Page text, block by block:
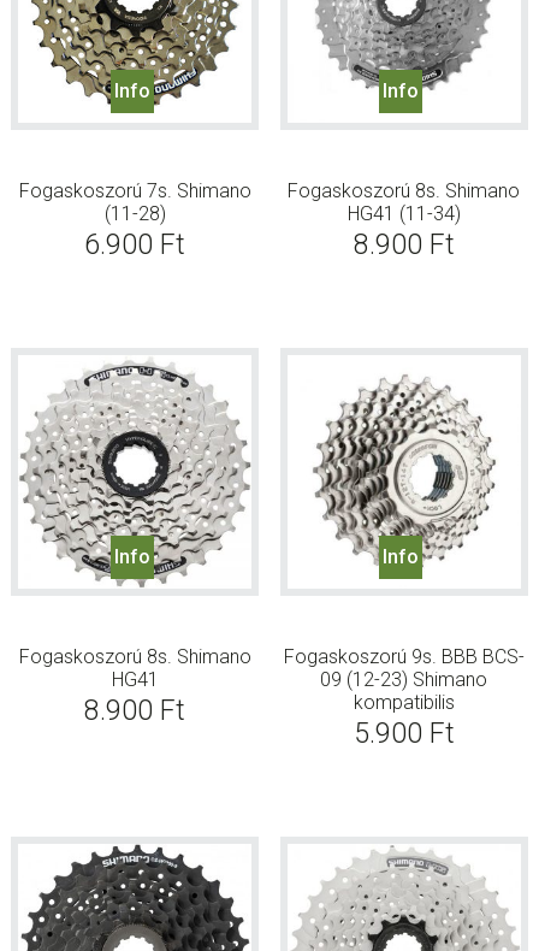
Info
Fogaskoszorú 7s. Shimano
(11-28)
6.900 Ft
Info
Fogaskoszorú 8s. Shimano
HG41 (11-34)
8.900 Ft
Info
Fogaskoszorú 8s. Shimano
HG41
8.900 Ft
Info
Fogaskoszorú 9s. BBB BCS-
09 (12-23) Shimano
kompatibilis
5.900 Ft